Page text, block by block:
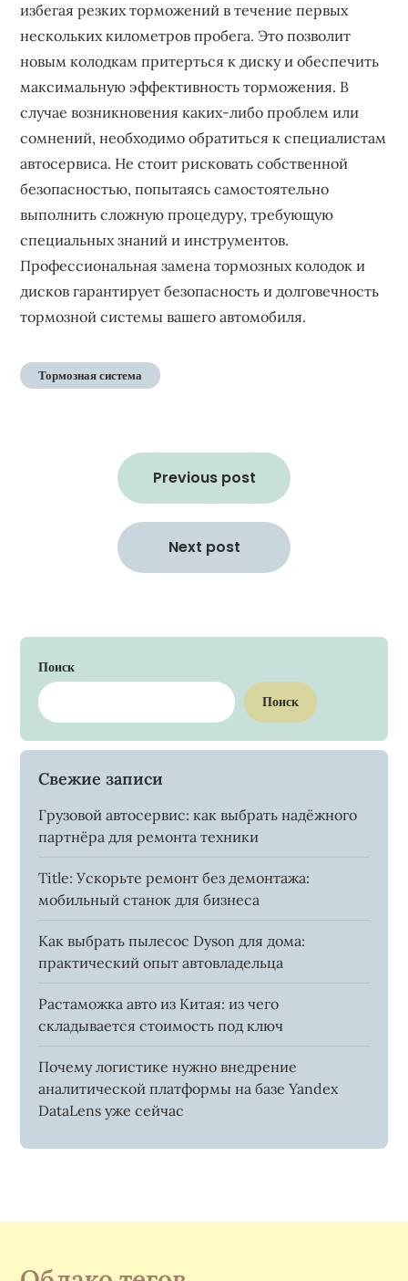
избегая резких торможений в течение первых
нескольких километров пробега. Это позволит
новым колодкам притерться к диску и обеспечить
максимальную эффективность торможения. В
случае возникновения каких-либо проблем или
сомнений, необходимо обратиться к специалистам
автосервиса. Не стоит рисковать собственной
безопасностью, попытаясь самостоятельно
выполнить сложную процедуру, требующую
специальных знаний и инструментов.
Профессиональная замена тормозных колодок и
дисков гарантирует безопасность и долговечность
тормозной системы вашего автомобиля.
Тормозная система
Previous post
Next post
Поиск
Поиск
Свежие записи
Грузовой автосервис: как выбрать надёжного
партнёра для ремонта техники
Title: Ускорьте ремонт без демонтажа:
мобильный станок для бизнеса
Как выбрать пылесос Dyson для дома:
практический опыт автовладельца
Растаможка авто из Китая: из чего
складывается стоимость под ключ
Почему логистике нужно внедрение
аналитической платформы на базе Yandex
DataLens уже сейчас